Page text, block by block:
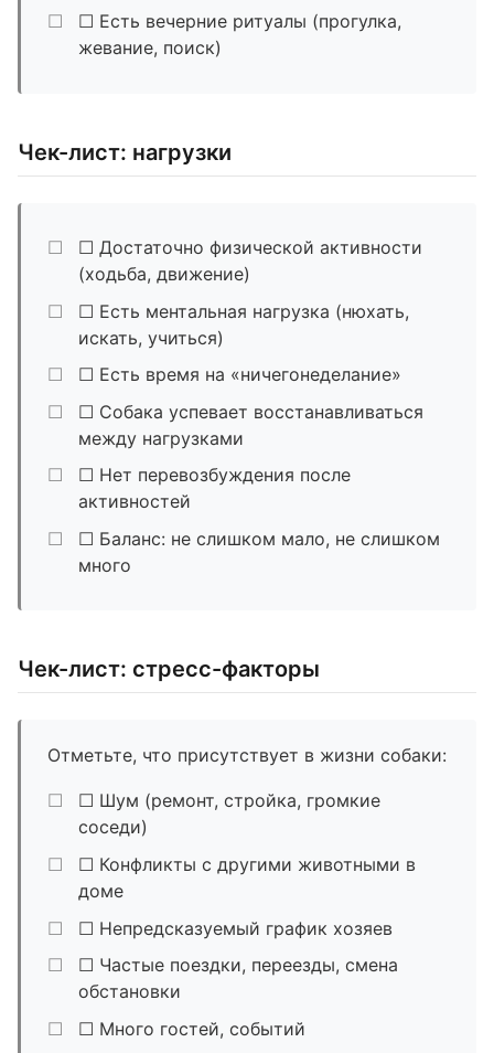
☐ Есть вечерние ритуалы (прогулка,
жевание, поиск)
Чек-лист: нагрузки
☐ Достаточно физической активности
(ходьба, движение)
☐ Есть ментальная нагрузка (нюхать,
искать, учиться)
☐ Есть время на «ничегонеделание»
☐ Собака успевает восстанавливаться
между нагрузками
☐ Нет перевозбуждения после
активностей
☐ Баланс: не слишком мало, не слишком
много
Чек-лист: стресс-факторы
Отметьте, что присутствует в жизни собаки:
☐ Шум (ремонт, стройка, громкие
соседи)
☐ Конфликты с другими животными в
доме
☐ Непредсказуемый график хозяев
☐ Частые поездки, переезды, смена
обстановки
☐ Много гостей, событий